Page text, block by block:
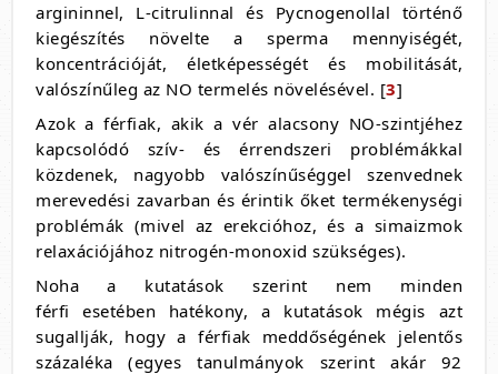
argininnel, L-citrulinnal és Pycnogenollal történő
kiegészítés növelte a sperma mennyiségét,
koncentrációját, életképességét és mobilitását,
valószínűleg az NO termelés növelésével. [3]
Azok a férfiak, akik a vér alacsony NO-szintjéhez
kapcsolódó szív- és érrendszeri problémákkal
közdenek, nagyobb valószínűséggel szenvednek
merevedési zavarban és érintik őket termékenységi
problémák (mivel az erekcióhoz, és a simaizmok
relaxációjához nitrogén-monoxid szükséges).
Noha a kutatások szerint nem minden
férfi esetében hatékony, a kutatások mégis azt
sugallják, hogy a férfiak meddőségének jelentős
százaléka (egyes tanulmányok szerint akár 92